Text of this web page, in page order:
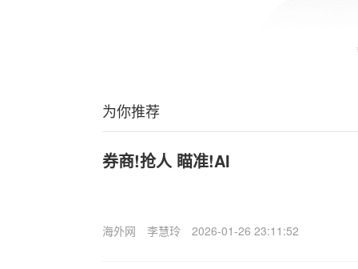
为你推荐
券商!抢人 瞄准!AI
海外网 李慧玲 2026-01-26 23:11:52